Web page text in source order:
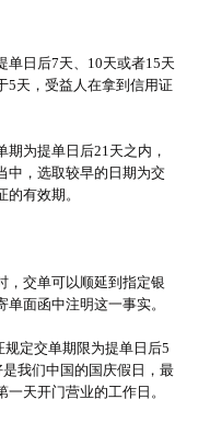
单日后7天、10天或者15天
5天，受益人在拿到信用证
为提单日后21天之内，
中，选取较早的日期为交
有效期。
，交单可以顺延到指定银
面函中注明这一事实。
定交单期限为提单日后5
我们中国的国庆假日，最
天开门营业的工作日。